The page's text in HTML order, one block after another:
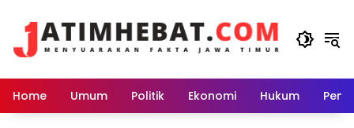
Home Umum Politik Ekonomi Hukum